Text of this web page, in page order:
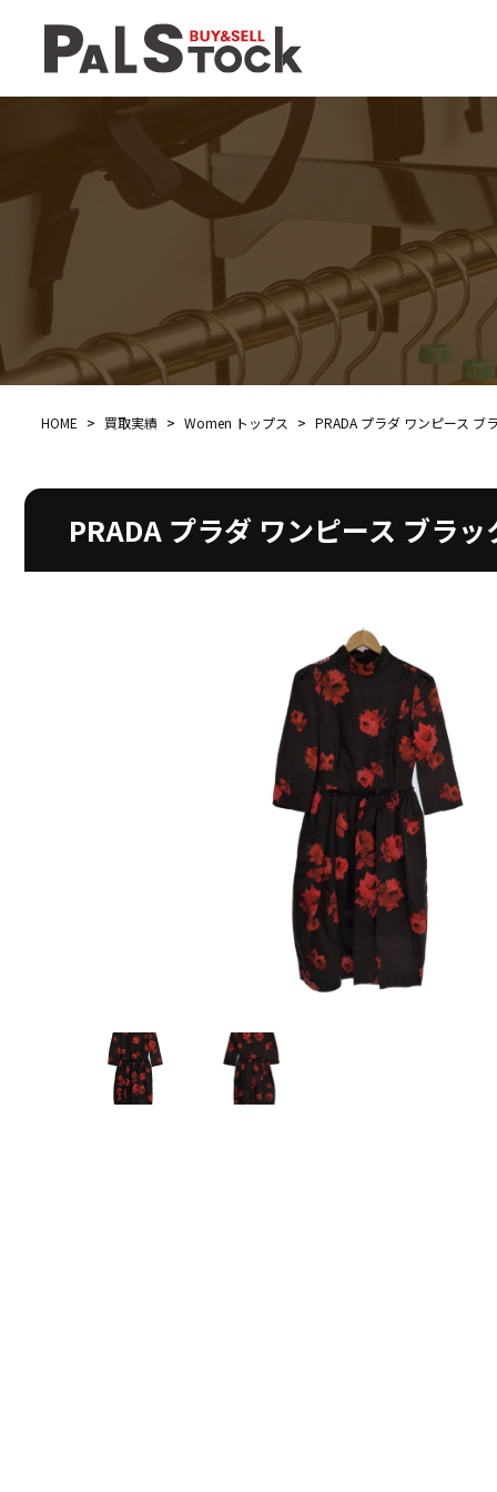
HOME > 買取実績 > Women トップス > PRADA プラダ ワンピース ブ
PRADA プラダ ワンピース ブラ